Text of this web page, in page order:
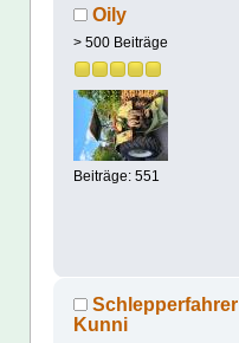
Oily
> 500 Beiträge
Beiträge: 551
Schlepperfahrer
Kunni